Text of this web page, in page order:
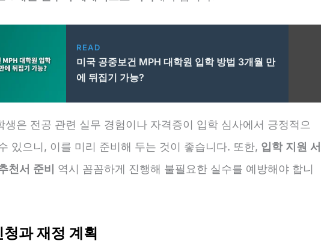
READ
미국 공중보건 MPH 대학원 입학 방법 3개월 만
에 뒤집기 가능?
생은 전공 관련 실무 경험이나 자격증이 입학 심사에서 긍정적으
있으니, 이를 미리 준비해 두는 것이 좋습니다. 또한, 입학 지원 서
천서 준비
역시 꼼꼼하게 진행해 불필요한 실수를 예방해야 합니
과 재정 계획